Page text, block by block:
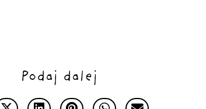
Podaj dalej